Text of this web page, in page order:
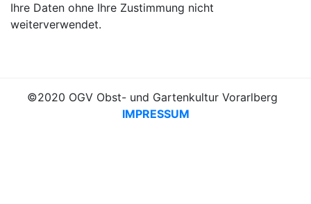
Ihre Daten ohne Ihre Zustimmung nicht
weiterverwendet.
©2020 OGV Obst- und Gartenkultur Vorarlberg
IMPRESSUM